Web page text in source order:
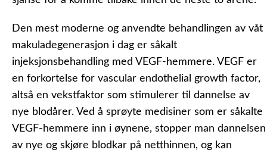
Den mest moderne og anvendte behandlingen av våt
makuladegenerasjon i dag er såkalt
injeksjonsbehandling med VEGF-hemmere. VEGF er
en forkortelse for vascular endothelial growth factor,
altså en vekstfaktor som stimulerer til dannelse av
nye blodårer. Ved å sprøyte medisiner som er såkalte
VEGF-hemmere inn i øynene, stopper man dannelsen
av nye og skjøre blodkar på netthinnen, og kan